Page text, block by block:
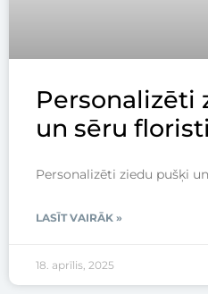
Personalizēti
un sēru
Personalizēti ziedu pušķi
LASĪT VAIRĀK »
18. aprīlis, 2025